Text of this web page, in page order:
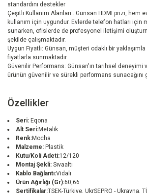
standardını destekler
Çeşitli Kullanım Alanları : Günsan HDMI prizi, hem
kullanım için uygundur. Evlerde telefon hatları için
sunarken, ofislerde de profesyonel iletişimi
şekilde çalışmaktadır.
Uygun Fiyatlı: Günsan, müşteri odaklı bir
fiyatlarla sunmaktadır.
Güvenilir Performans: Günsan'ın tarihsel deneyimi
ürünün güvenilir ve sürekli performans sunacağını
Özellikler
Seri: Eqona
Alt Seri:Metalik
Renk:Mocha
Malzeme: Plastik
Kutu/Koli Adeti:12/120
Montaj Şekli: Sıvaaltı
Kablo Bağlantı:Vidalı
Ürün Ağırlığı (Gr):60,66
Sertifikalar:TSEK-Türkiye, UkrSEPRO - Ukrayna,